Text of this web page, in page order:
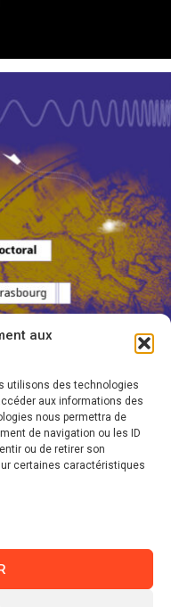
aux
utilisons des technologies
aux informations des
nous permettra de
de navigation ou les ID
ou de retirer son
certaines caractéristiques